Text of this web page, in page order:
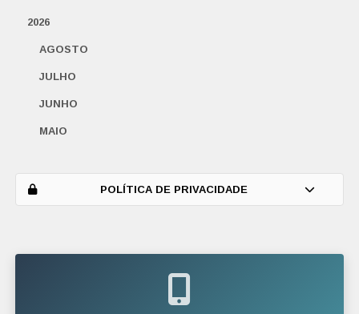
2026
AGOSTO
JULHO
JUNHO
MAIO
POLÍTICA DE PRIVACIDADE